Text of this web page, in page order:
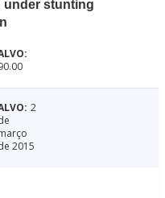
under stunting
2
2015